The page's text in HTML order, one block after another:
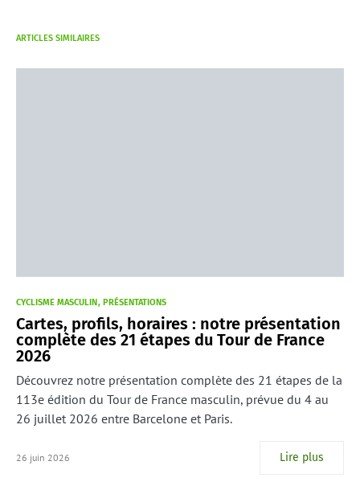
ARTICLES SIMILAIRES
CYCLISME MASCULIN PRÉSENTATIONS
Cartes, profils, horaires : notre présentation
complète des 21 étapes du Tour de France
2026
Découvrez notre présentation complète des 21 étapes de la
113e édition du Tour de France masculin, prévue du 4 au
26 juillet 2026 entre Barcelone et Paris.
26 juin 2026 Lire plus